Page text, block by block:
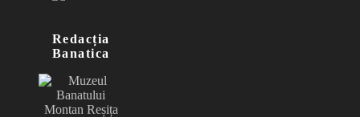
Redacția
Banatica